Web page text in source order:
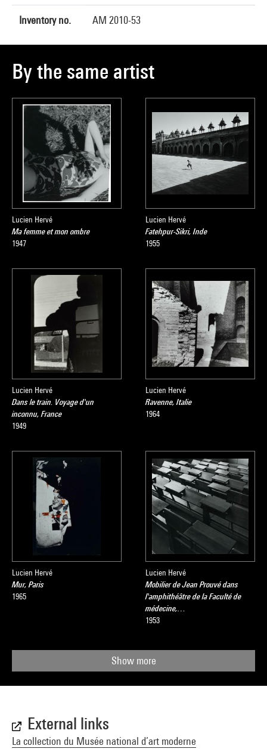
Inventory no. AM 2010-53
By the same artist
Lucien Hervé
Ma femme et mon ombre
1947
Lucien Hervé
Fatehpur-Sikri, Inde
1955
Lucien Hervé
Dans le train. Voyage d'un
inconnu, France
1949
Lucien Hervé
Ravenne, Italie
1964
Lucien Hervé
Mur, Paris
1965
Lucien Hervé
Mobilier de Jean Prouvé dans
l'amphithéâtre de la Faculté de
médecine,…
1953
Show more
External links
La collection du Musée national d’art moderne